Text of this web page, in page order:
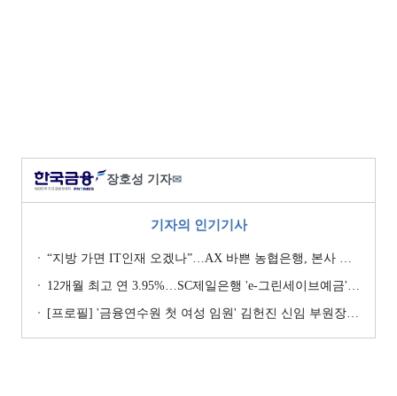
장호성 기자✉
기자의 인기기사
“지방 가면 IT인재 오겠나”…AX 바쁜 농협은행, 본사 이전설에 ‘긴장’ [막 오른 금융권 하투(夏鬪)]
12개월 최고 연 3.95%…SC제일은행 'e-그린세이브예금' [이주의 은행 예금금리-8월 1주]
[프로필] '금융연수원 첫 여성 임원' 김헌진 신임 부원장···교육·디지털·기획 '올라운더'